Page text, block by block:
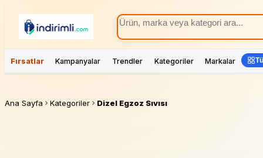
Fırsatlar Kampanyalar Trendler Kategoriler Markalar
Ana Sayfa Kategoriler Dizel Egzoz Sıvısı